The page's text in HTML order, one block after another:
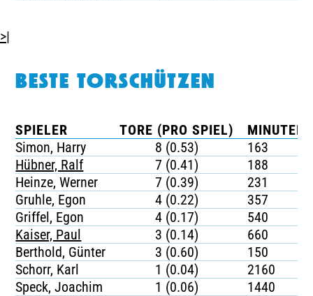
>|
BESTE TORSCHÜTZEN
SPIELER TORE (PRO SPIEL)
MINUTEN
Simon, Harry
8 (0.53)
163
Hübner, Ralf
7 (0.41)
188
Heinze, Werner
7 (0.39)
231
Gruhle, Egon
4 (0.22)
357
Griffel, Egon
4 (0.17)
540
Kaiser, Paul
3 (0.14)
660
Berthold, Günter
3 (0.60)
150
Schorr, Karl
1 (0.04)
2160
Speck, Joachim
1 (0.06) 1440